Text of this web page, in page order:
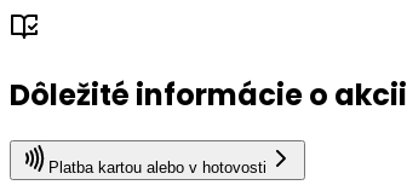
Dôležité informácie o akcii
Platba kartou alebo v hotovosti